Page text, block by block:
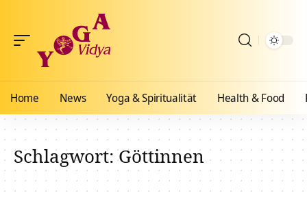
Home News Yoga & Spiritualität Health & Food
Schlagwort:Göttinnen